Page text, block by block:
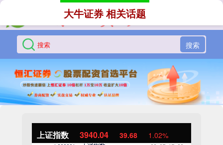
搜索
上证指数 3940.04 39.68 1.02%
大牛证券 相关话题